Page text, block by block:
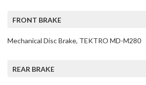
FRONT BRAKE
Mechanical Disc Brake, TEKTRO MD-M280
REAR BRAKE